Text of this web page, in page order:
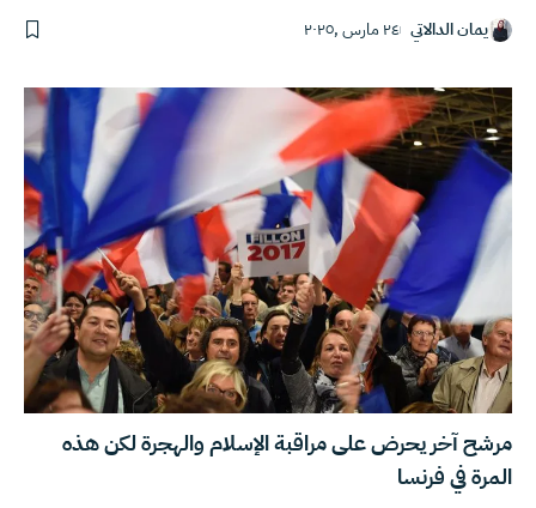
يمان الدالاتي ٢٤ مارس ,٢٠٢٥
مرشح آخر يحرض على مراقبة الإسلام والهجرة لكن هذه
المرة في فرنسا